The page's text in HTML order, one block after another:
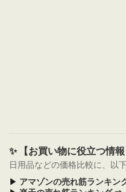
✨ 【お買い物に役立つ情報
日用品などの価格比較に、以
▶ アマゾンの売れ筋ランキン